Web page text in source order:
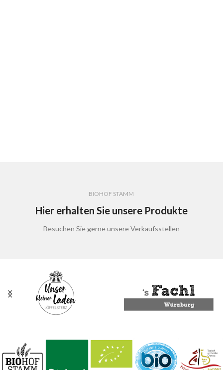
BIOHOF STAMM
Hier erhalten Sie unsere Produkte
Besuchen Sie gerne unsere Verkaufsstellen